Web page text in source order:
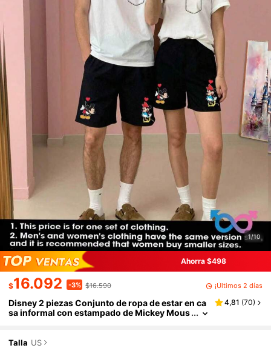
1/10
Ahorra $498
$16.092 -3% $16.590 ¡Últimos 2 días
Disney 2 piezas Conjunto de ropa de estar en ca
sa informal con estampado de Mickey Mous
erano
4,81 (70)
Talla US